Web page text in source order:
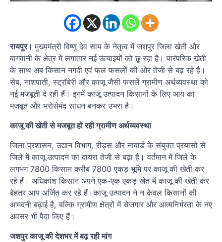
रायपुर।मुख्यमंत्री विष्णु देव साय के नेतृत्व में जशपुर जिला खेती और
बागवानी के क्षेत्र में लगातार नई ऊंचाइयों को छू रहा है। पारंपरिक खेती
के साथ अब किसान नगदी एवं फल फसलों की ओर तेजी से बढ़ रहे हैं।
सेब, नाशपाती, स्ट्रॉबेरी और काजू जैसी फसलें ग्रामीण अर्थव्यवस्था को
नई मजबूती दे रही हैं। इनमें काजू उत्पादन किसानों के लिए आय का
मजबूत और भरोसेमंद साधन बनकर उभरा है।
काजू की खेती से मजबूत हो रही ग्रामीण अर्थव्यवस्था
जिला प्रशासन, उद्यान विभाग, रीड्स और नाबार्ड के संयुक्त प्रयासों से
जिले में काजू उत्पादन का दायरा तेजी से बढ़ा है। वर्तमान में जिले के
लगभग 7800 किसान करीब 7800 एकड़ भूमि पर काजू की खेती कर
रहे हैं। अधिकांश किसान अपने एक-एक एकड़ खेत में काजू की खेती कर
बेहतर आय अर्जित कर रहे हैं।काजू उत्पादन ने न केवल किसानों की
आमदनी बढ़ाई है, बल्कि ग्रामीण क्षेत्रों में रोजगार और आत्मनिर्भरता के नए
अवसर भी पैदा किए हैं।
जशपुर काजू की देशभर में बढ़ रही मांग